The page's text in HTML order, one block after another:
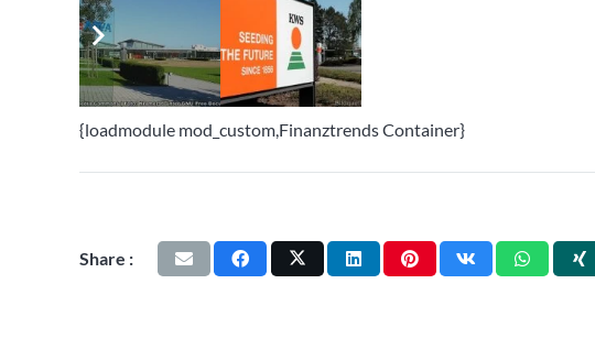
{loadmodule mod_custom,Finanztrends Container}
Share :